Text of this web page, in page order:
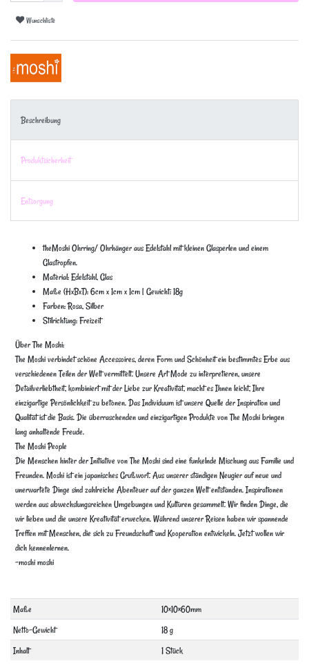
Wunschliste
Beschreibung
Produktsicherheit
Entsorgung
theMoshi Ohrring/ Ohrhänger aus Edelstahl mit kleinen Glasperlen und einem
Glastropfen.
Material: Edelstahl, Glas
Maße (HxBxT): 6cm x 1cm x 1cm | Gewicht: 18g
Farben: Rosa, Silber
Stilrichtung: Freizeit
Über The Moshi:
The Moshi verbindet schöne Accessoires, deren Form und Schönheit ein bestimmtes Erbe aus
verschiedenen Teilen der Welt vermittelt. Unsere Art Mode zu interpretieren, unsere
Detailverliebtheit, kombiniert mit der Liebe zur Kreativität, macht es Ihnen leicht, Ihre
einzigartige Persönlichkeit zu betonen. Das Individuum ist unsere Quelle der Inspiration und
Qualität ist die Basis. Die überraschenden und einzigartigen Produkte von The Moshi bringen
lang anhaltende Freude.
The Moshi People
Die Menschen hinter der Initiative von The Moshi sind eine funkelnde Mischung aus Familie und
Freunden. Moshi ist ein japanisches Grußwort. Aus unserer ständigen Neugier auf neue und
unerwartete Dinge sind zahlreiche Abenteuer auf der ganzen Welt entstanden. Inspirationen
werden aus abwechslungsreichen Umgebungen und Kulturen gesammelt. Wir finden Dinge, die
wir lieben und die unsere Kreativität erwecken. Während unserer Reisen haben wir spannende
Treffen mit Menschen, die sich zu Freundschaft und Kooperation entwickeln. Jetzt wollen wir
dich kennenlernen.
-moshi moshi
Technisches
Merkmal
Wert
Maße
10×10×60mm
Netto-Gewicht
18 g
Inhalt
1 Stück